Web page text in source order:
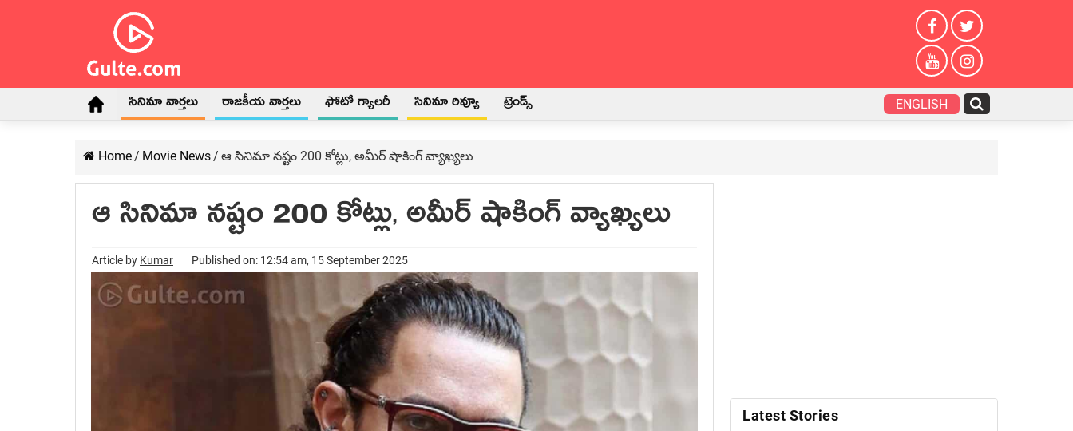
సినిమా వార్తలు రాజకీయ వార్తలు ఫోటో గ్యాలరీ సినిమా రివ్యూ ట్రెండ్స్ ENGLISH
Home/ Movie News/ ఆ సినిమా నష్టం 200 కోట్లు, అమీర్ షాకింగ్ వ్యాఖ్యలు
ఆ సినిమా నష్టం 200 కోట్లు, అమీర్ షాకింగ్ వ్యాఖ్యలు
Article by Kumar Published on: 12:54 am, 15 September 2025
Latest Stories